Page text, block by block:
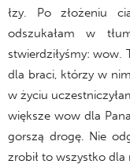
łzy. Po złożeniu
odszukałam w
stwierdziłyśmy: wow.
dla braci, którzy w
w życiu
większe wow dla
gorszą drogę. Nie
zrobił to wszystko dla